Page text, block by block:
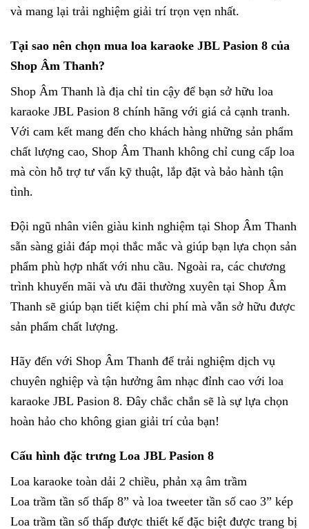
và mang lại trải nghiệm giải trí trọn vẹn nhất.
Tại sao nên chọn mua loa karaoke JBL Pasion 8 của
Shop Âm Thanh?
Shop Âm Thanh là địa chỉ tin cậy để bạn sở hữu loa
karaoke JBL Pasion 8 chính hãng với giá cả cạnh tranh.
Với cam kết mang đến cho khách hàng những sản phẩm
chất lượng cao, Shop Âm Thanh không chỉ cung cấp loa
mà còn hỗ trợ tư vấn kỹ thuật, lắp đặt và bảo hành tận
tình.
Đội ngũ nhân viên giàu kinh nghiệm tại Shop Âm Thanh
sẵn sàng giải đáp mọi thắc mắc và giúp bạn lựa chọn sản
phẩm phù hợp nhất với nhu cầu. Ngoài ra, các chương
trình khuyến mãi và ưu đãi thường xuyên tại Shop Âm
Thanh sẽ giúp bạn tiết kiệm chi phí mà vẫn sở hữu được
sản phẩm chất lượng.
Hãy đến với Shop Âm Thanh để trải nghiệm dịch vụ
chuyên nghiệp và tận hưởng âm nhạc đỉnh cao với loa
karaoke JBL Pasion 8. Đây chắc chắn sẽ là sự lựa chọn
hoàn hảo cho không gian giải trí của bạn!
Cấu hình đặc trưng Loa JBL Pasion 8
Loa karaoke toàn dải 2 chiều, phản xạ âm trầm
Loa trầm tần số thấp 8” và loa tweeter tần số cao 3” kép
Loa trầm tần số thấp được thiết kế đặc biệt được trang bị